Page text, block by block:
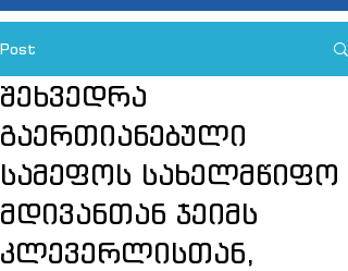
Post
შეხვედრა
გაერთიანებული
სამეფოს სახელმწიფო
მდივანთან ჯეიმს
კლევერლისთან,